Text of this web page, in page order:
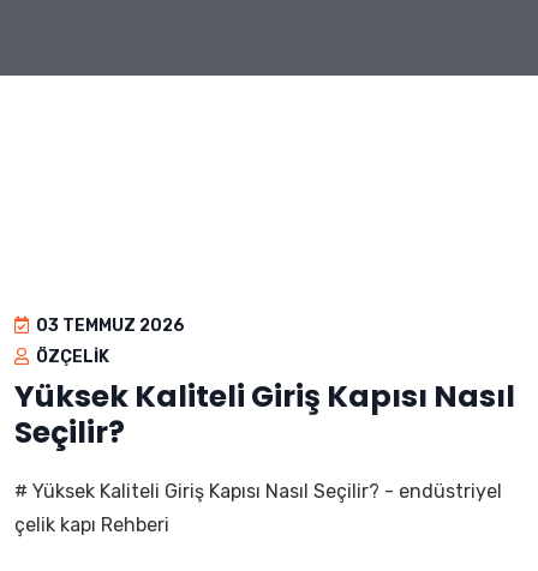
03 TEMMUZ 2026
ÖZÇELIK
Yüksek Kaliteli Giriş Kapısı Nasıl
Seçilir?
# Yüksek Kaliteli Giriş Kapısı Nasıl Seçilir? - endüstriyel
çelik kapı Rehberi